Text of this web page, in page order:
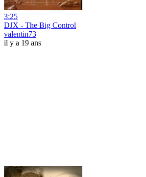
3:25
DJX - The Big Control
valentin73
il y a 19 ans